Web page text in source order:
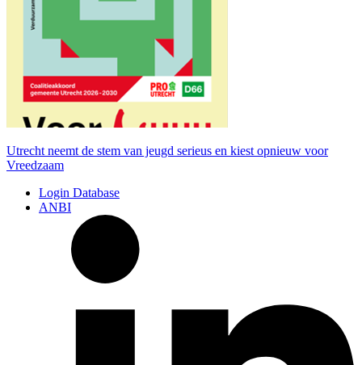
Utrecht neemt de stem van jeugd serieus en kiest opnieuw voor
Vreedzaam
Login Database
ANBI